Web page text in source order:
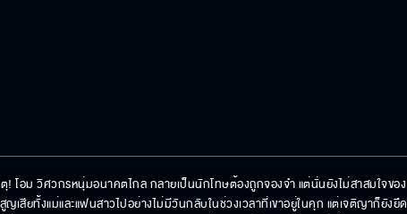
! โอม วิศวกรหนุ่มอนาคตไกล กลายเป็นนักโทษต้องถูกจองจำ แต่นั่นยังไม่สาสมใจของ
ญเสียทั้งแม่และแฟนสาวไปอย่างไม่มีวันกลับในช่วงเวลาที่เขาอยู่ในคุก แต่เจติญาก็ยังยึด